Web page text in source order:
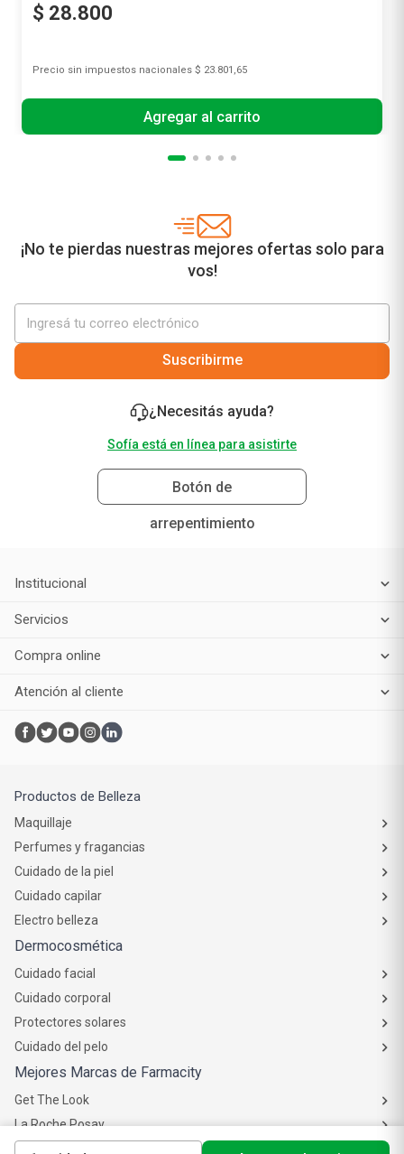
$ 28.800
Precio sin impuestos nacionales $ 23.801,65
Agregar al carrito
¡No te pierdas nuestras mejores ofertas solo para
vos!
Suscribirme
¿Necesitás ayuda?
Sofía está en línea para asistirte
Botón de
arrepentimiento
Institucional
Servicios
Compra online
Atención al cliente
Productos de Belleza
Maquillaje
Perfumes y fragancias
Cuidado de la piel
Cuidado capilar
Electro belleza
Dermocosmética
Cuidado facial
Cuidado corporal
Protectores solares
Cuidado del pelo
Mejores Marcas de Farmacity
Get The Look
La Roche Posay